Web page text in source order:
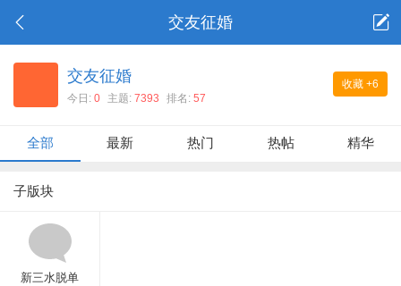
交友征婚
收藏 +6
交友征婚
今日: 0 主题: 7393 排名: 57
全部 最新 热门 热帖 精华
子版块
新三水脱单